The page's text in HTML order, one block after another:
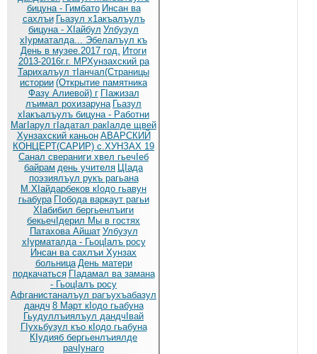
бицуна - Гимбато Инсан ва
сахлъи Гьазул х1акъалъулъ
бицуна - ХIайбул Улбузул
хIурматалда... Эбелалъул къ
День в музее.2017 год. Итоги
2013-2016г.г. МРХунзахский ра
Тарихалъул тIанчал(Страницы
истории (Открытие памятника
Фазу Алиевой) г ГIажизал
лъимал рохизаруна Гьазул
хIакъалъулъ бицуна - Работни
МагIарул гIадатал ракIалде щвей
Хунзахский каньон АВАРСКИЙ
КОНЦЕРТ(САРИР) с.ХУНЗАХ 19
Санал свераниги хвел гьечIеб
байрам день учителя ЦIада
поэзиялъул рукъ рагьана
М.ХIайдарбеков кIодо гьавун
гьабура ГIобода варкаут рагьи
ХIабибил бергьенлъиги
бекьечIдерил Мы в гостях
Патахова Айшат Улбузул
хIурматалда - ГьоцIалъ росу
Инсан ва сахлъи Хунзах
больница День матери
подкачаться ГIадамал ва замана
- ГьоцIалъ росу
Афганистаналъул рагъухъабазул
дандч 8 Март кIодо гьабуна
Гьудуллъиялъул дандчIвай
ГIухьбузул къо кIодо гьабуна
КIудияб бергьенлъиялде
рачIунаго